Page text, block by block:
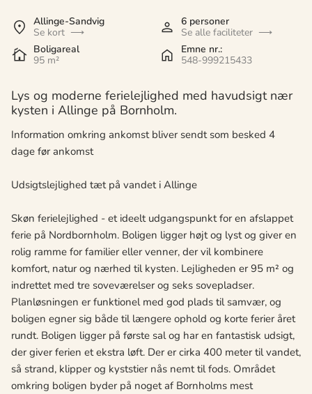
Allinge-Sandvig
Se kort
6 personer
Se alle faciliteter
Boligareal
95 m²
Emne nr.:
548-999215433
Lys og moderne ferielejlighed med havudsigt nær
kysten i Allinge på Bornholm.
Information omkring ankomst bliver sendt som besked 4
dage før ankomst
Udsigtslejlighed tæt på vandet i Allinge
Skøn ferielejlighed - et ideelt udgangspunkt for en afslappet
ferie på Nordbornholm. Boligen ligger højt og lyst og giver en
rolig ramme for familier eller venner, der vil kombinere
komfort, natur og nærhed til kysten. Lejligheden er 95 m² og
indrettet med tre soveværelser og seks sovepladser.
Planløsningen er funktionel med god plads til samvær, og
boligen egner sig både til længere ophold og korte ferier året
rundt. Boligen ligger på første sal og har en fantastisk udsigt,
der giver ferien et ekstra løft. Der er cirka 400 meter til vandet,
så strand, klipper og kyststier nås nemt til fods. Området
omkring boligen byder på noget af Bornholms mest